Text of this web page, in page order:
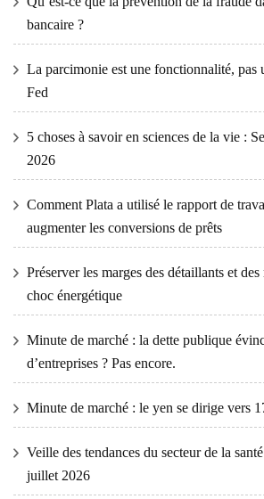
bancaire ?
La parcimonie est une fonctionnalité, pas
Fed
5 choses à savoir en sciences de la vie :
2026
Comment Plata a utilisé le rapport de
augmenter les conversions de prêts
Préserver les marges des détaillants et des
choc énergétique
Minute de marché : la dette publique
d’entreprises ? Pas encore.
Minute de marché : le yen se dirige vers
Veille des tendances du secteur de la
juillet 2026